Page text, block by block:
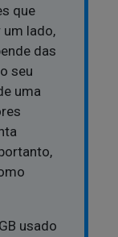
que
lado,
das
seu
uma
usado